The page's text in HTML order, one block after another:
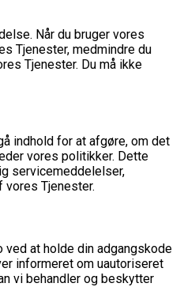
Når du bruger vores
Tjenester, medmindre du
Tjenester. Du må ikke
indhold for at afgøre, om det
vores politikker. Dette
servicemeddelelser,
Tjenester.
at holde din adgangskode
informeret om uautoriseret
vi behandler og beskytter